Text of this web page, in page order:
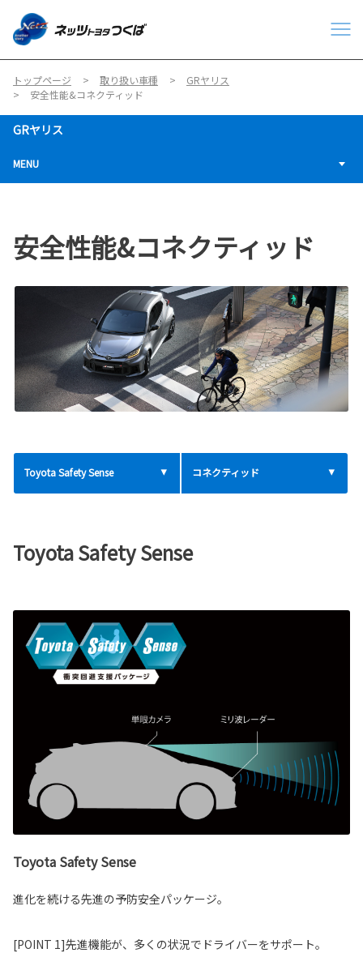
トップページ 取り扱い車種
GRヤリス
安全性能&コネクティッド
GRヤリス
MENU
安全性能&コネクティッド
Toyota Safety Sense コネクティッド
Toyota Safety Sense
Toyota Safety Sense
進化を続ける先進の予防安全パッケージ。
[POINT 1]先進機能が、多くの状況でドライバーをサポート。